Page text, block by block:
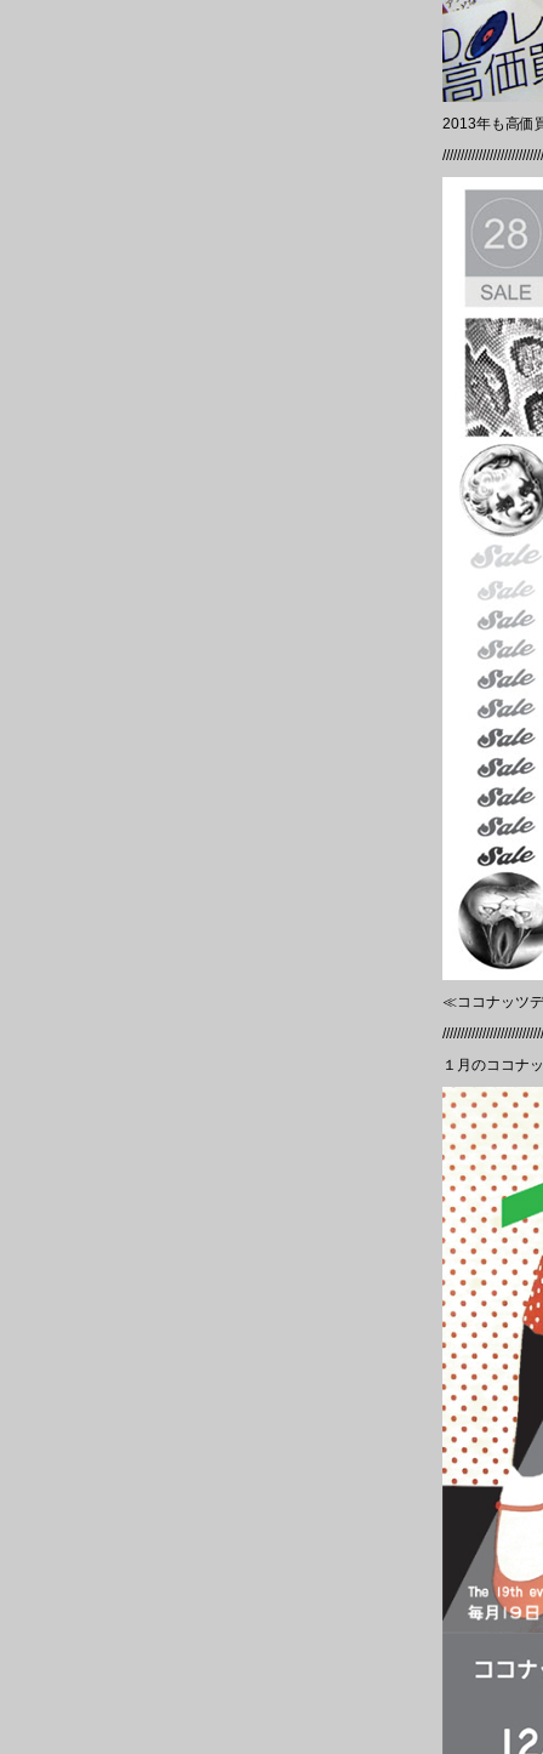
2013年も高価
≪ココナッツ
１月のココナ